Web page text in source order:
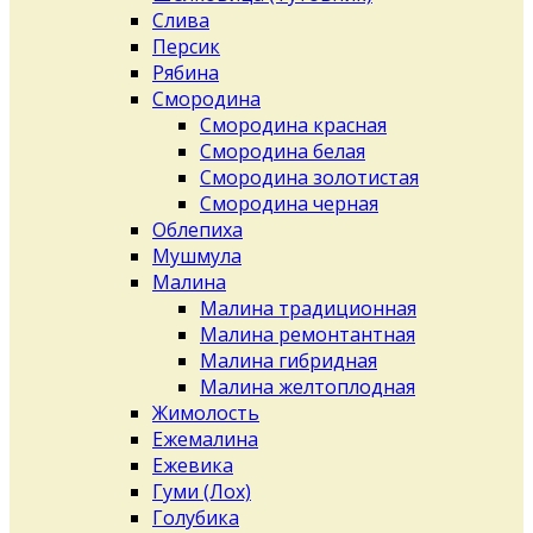
Слива
Персик
Рябина
Смородина
Смородина красная
Смородина белая
Смородина золотистая
Смородина черная
Облепиха
Мушмула
Малина
Малина традиционная
Малина ремонтантная
Малина гибридная
Малина желтоплодная
Жимолость
Ежемалина
Ежевика
Гуми (Лох)
Голубика